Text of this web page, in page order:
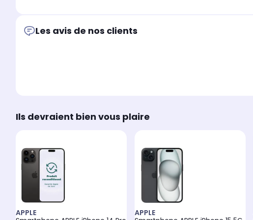
Les avis de nos clients
Ils devraient bien vous plaire
APPLE
APPLE